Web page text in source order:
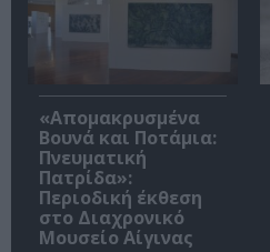
«Απομακρυσμένα
Βουνά και Ποτάμια:
Πνευματική
Πατρίδα»:
Περιοδική έκθεση
στο Διαχρονικό
Μουσείο Αίγινας